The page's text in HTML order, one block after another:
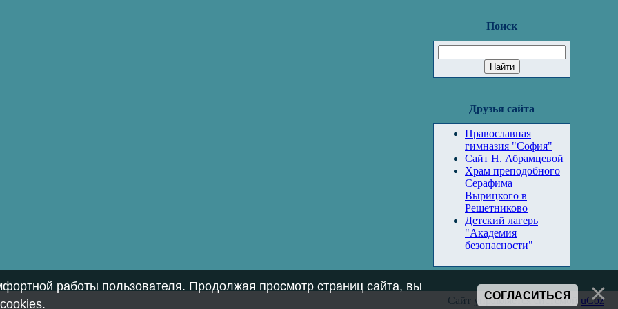
Поиск
Друзья сайта
Православная
гимназия "София"
Сайт Н. Абрамцевой
Храм преподобного
Серафима
Вырицкого в
Решетниково
Детский лагерь
"Академия
безопасности"
Сайт управляется системой uCoz
работы пользователя. Продолжая просмотр страниц сайта, вы
.
СОГЛАСИТЬСЯ